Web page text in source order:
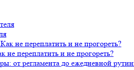
переплатить и не прогореть?